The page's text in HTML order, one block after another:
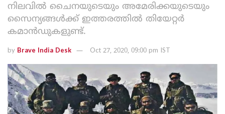
നിലവില്‍ ചൈനയുടെയും അമേരിക്കയുടെയും
സൈന്യങ്ങള്‍ക്ക് ഇത്തരത്തില്‍ തിയേറ്റര്‍
കമാന്‍ഡുകളുണ്ട്.
by Brave India Desk Oct 27, 2020, 09:00 pm IST